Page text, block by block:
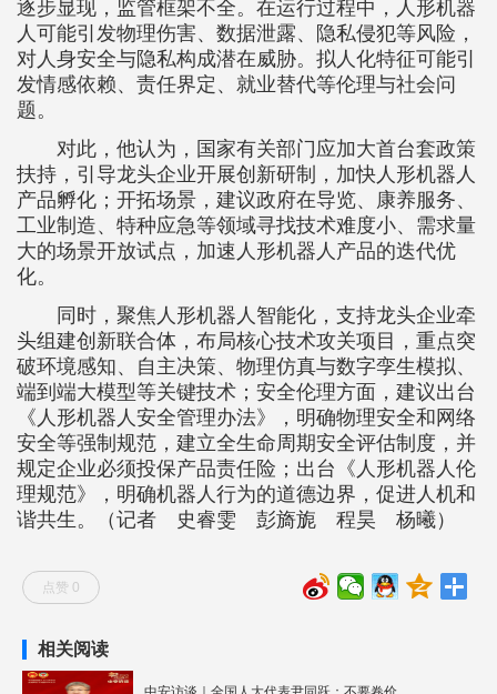
逐步显现，监管框架不全。在运行过程中，人形机器
人可能引发物理伤害、数据泄露、隐私侵犯等风险，
对人身安全与隐私构成潜在威胁。拟人化特征可能引
发情感依赖、责任界定、就业替代等伦理与社会问
题。
对此，他认为，国家有关部门应加大首台套政策
扶持，引导龙头企业开展创新研制，加快人形机器人
产品孵化；开拓场景，建议政府在导览、康养服务、
工业制造、特种应急等领域寻找技术难度小、需求量
大的场景开放试点，加速人形机器人产品的迭代优
化。
同时，聚焦人形机器人智能化，支持龙头企业牵
头组建创新联合体，布局核心技术攻关项目，重点突
破环境感知、自主决策、物理仿真与数字孪生模拟、
端到端大模型等关键技术；安全伦理方面，建议出台
《人形机器人安全管理办法》，明确物理安全和网络
安全等强制规范，建立全生命周期安全评估制度，并
规定企业必须投保产品责任险；出台《人形机器人伦
理规范》，明确机器人行为的道德边界，促进人机和
谐共生。（记者 史睿雯 彭旖旎 程昊 杨曦）
点赞 0
相关阅读